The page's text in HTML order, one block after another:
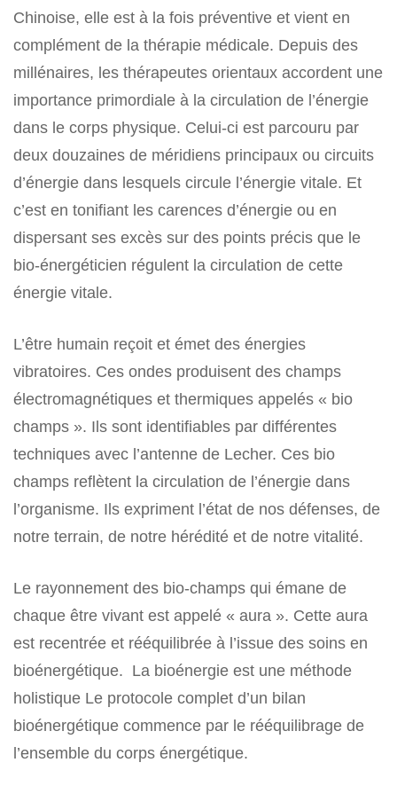
Chinoise, elle est à la fois préventive et vient en
complément de la thérapie médicale. Depuis des
millénaires, les thérapeutes orientaux accordent une
importance primordiale à la circulation de l’énergie
dans le corps physique. Celui-ci est parcouru par
deux douzaines de méridiens principaux ou circuits
d’énergie dans lesquels circule l’énergie vitale. Et
c’est en tonifiant les carences d’énergie ou en
dispersant ses excès sur des points précis que le
bio-énergéticien régulent la circulation de cette
énergie vitale.
L’être humain reçoit et émet des énergies
vibratoires. Ces ondes produisent des champs
électromagnétiques et thermiques appelés « bio
champs ». Ils sont identifiables par différentes
techniques avec l’antenne de Lecher. Ces bio
champs reflètent la circulation de l’énergie dans
l’organisme. Ils expriment l’état de nos défenses, de
notre terrain, de notre hérédité et de notre vitalité.
Le rayonnement des bio-champs qui émane de
chaque être vivant est appelé « aura ». Cette aura
est recentrée et rééquilibrée à l’issue des soins en
bioénergétique. La bioénergie est une méthode
holistique Le protocole complet d’un bilan
bioénergétique commence par le rééquilibrage de
l’ensemble du corps énergétique.